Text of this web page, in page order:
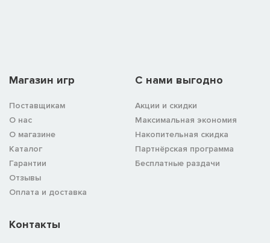
Магазин игр
Поставщикам
О нас
О магазине
Каталог
Гарантии
Отзывы
Оплата и доставка
C нами выгодно
Акции и скидки
Максимальная экономия
Накопительная скидка
Партнёрская программа
Бесплатные раздачи
Контакты